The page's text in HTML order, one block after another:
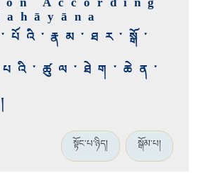
སྟོང་པ་ཉིད། སྒོམ་པ།